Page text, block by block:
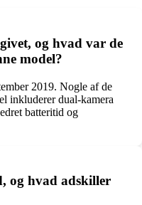
og hvad var de
model?
2019. Nogle af de
inkluderer dual-kamera
batteritid og
og hvad adskiller